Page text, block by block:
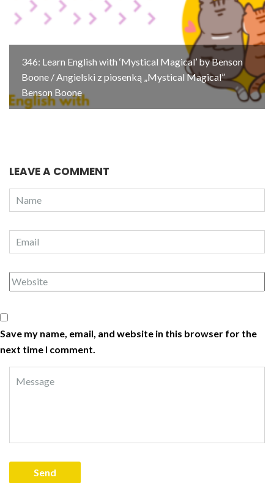
346: Learn English with ‘Mystical Magical’ by Benson
Boone / Angielski z piosenką „Mystical Magical”
Benson Boone
LEAVE A COMMENT
Save my name, email, and website in this browser for the
next time I comment.